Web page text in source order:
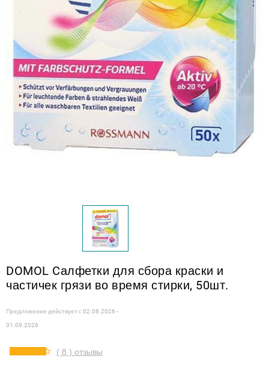
DOMOL Cалфетки для сбора краски и
частичек грязи во время стирки, 50шт.
Предложение действует с02.08.2026 -
01.09.2026
( 8 ) отзывы